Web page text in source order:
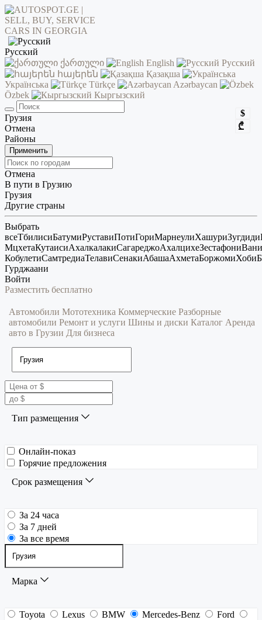
Русский
ქართული
English
Русский
հայերեն
Қазақша
Українська
Türkçe
Azərbaycan
Özbek
Кыргызский
$
₾
Грузия
Отмена
Районы
Применить
Отмена
В пути в Грузию
Грузия
Другие страны
Выбрать
всеТбилисиБатумиРуставиПотиГориМарнеулиХашуриЗугдиди
МцхетаКутаисиАхалкалакиСагареджоАхалцихеЗестафониВани
КобулетиСамтредиаТелавиСенакиАбашаАхметаБоржомиХоби
Гурджаани
Войти
Разместить бесплатно
Автомобили Мототехника Коммерческие Разборные
автомобили Ремонт и услуги Шины и диски Каталог Аренда
авто в Грузии Для бизнеса
Тип размещения
Онлайн-показ
Горячие предложения
Срок размещения
За 24 часа
За 7 дней
За все время
Марка
Toyota Lexus BMW Mercedes-Benz
Ford